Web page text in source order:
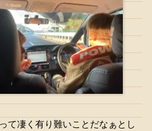
て凄く有り難いことだなぁとし